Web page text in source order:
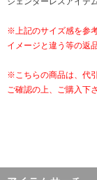
※上記のサイズ感を参
イメージと違う等の返
※こちらの商品は、代
ご確認の上、ご購入下